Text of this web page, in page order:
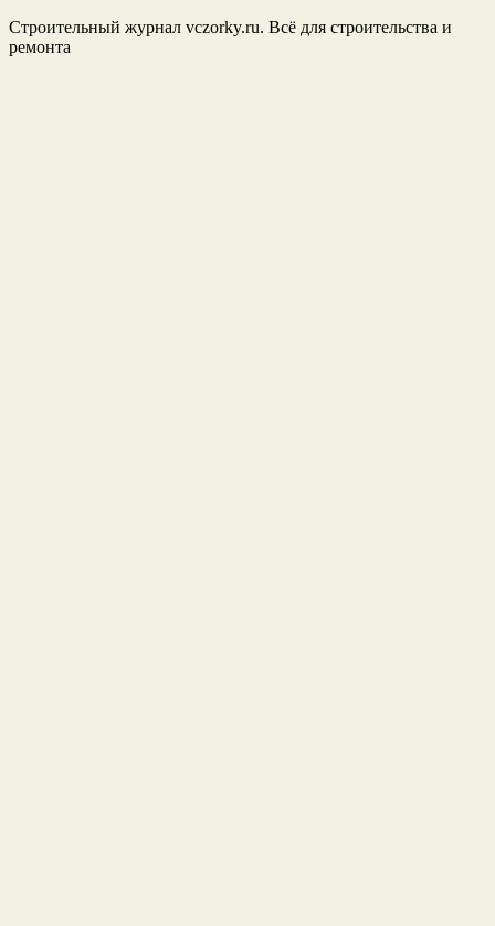
Строительный журнал vczorky.ru. Всё для строительства и
ремонта